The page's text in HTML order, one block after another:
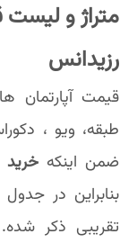
متراژ و لیست
رزیدانس
قیمت آپارتمان
طبقه، ویو ،
ضمن اینکه
بنابراین در
تقریبی ذکر